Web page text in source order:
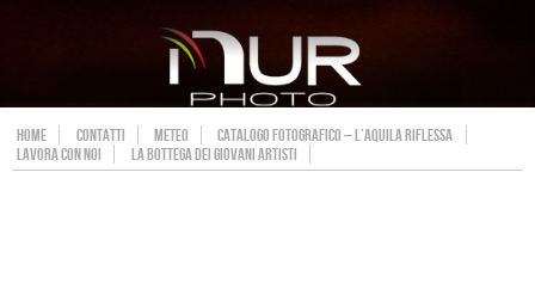
HOME CONTATTI METEO
CATALOGO FOTOGRAFICO – L’AQUILA RIFLESSA
LAVORA CON NOI
LA BOTTEGA DEI GIOVANI ARTISTI